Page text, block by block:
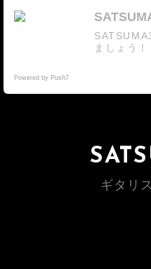
ギタリ
ましょう！
Powered by Push7